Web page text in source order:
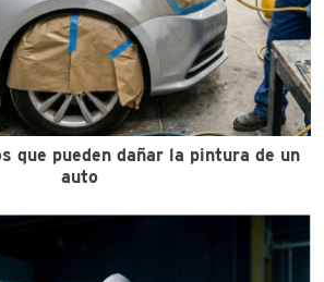
que pueden dañar la pintura de un
auto